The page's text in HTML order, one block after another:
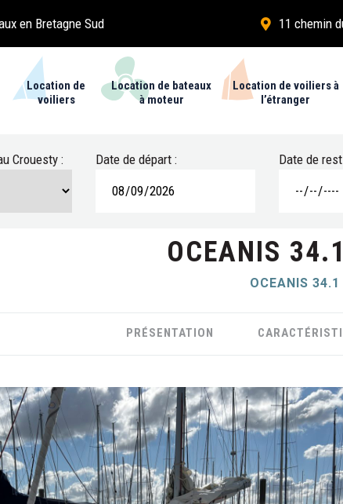
en Bretagne Sud 11 chemin
Location de
voiliers
Location de bateaux
à moteur
Location de voiliers à
l’étranger
Crouesty : Date de départ : Date de
OCEANIS
OCEANIS
PRÉSENTATION